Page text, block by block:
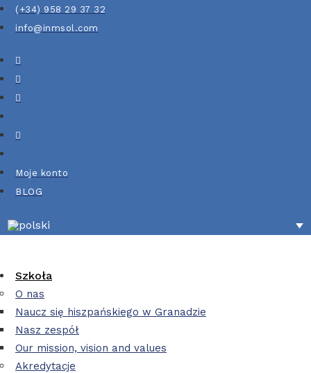
(+34) 958 29 37 32
info@inmsol.com
Moje konto
BLOG
Szkoła
O nas
Naucz się hiszpańskiego w Granadzie
Nasz zespół
Our mission, vision and values
Akredytacje